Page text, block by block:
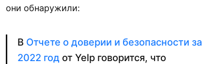
они обнаружили:
В Отчете о доверии и безопасности за
2022 год от Yelp говорится, что